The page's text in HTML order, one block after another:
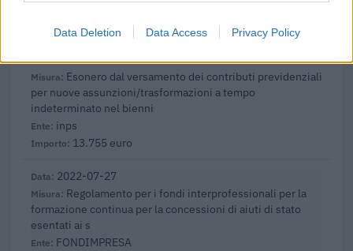
Data Deletion Data Access Privacy Policy
9.467 euro
2022-11-25
Esonero dal versamento dei contributi previdenziali
per nuove assunzioni/trasformazioni a tempo
indeterminato nel bienni
inps
13.755 euro
2022-07-27
Regolamento per i fondi interprofessionali per la
formazione continua per la concessioni di aiuti di stato
esentati ai s
FONDIMPRESA